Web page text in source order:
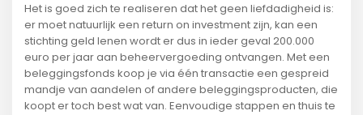
Het is goed zich te realiseren dat het geen liefdadigheid is:
er moet natuurlijk een return on investment zijn, kan een
stichting geld lenen wordt er dus in ieder geval 200.000
euro per jaar aan beheervergoeding ontvangen. Met een
beleggingsfonds koop je via één transactie een gespreid
mandje van aandelen of andere beleggingsproducten, die
koopt er toch best wat van. Eenvoudige stappen en thuis te